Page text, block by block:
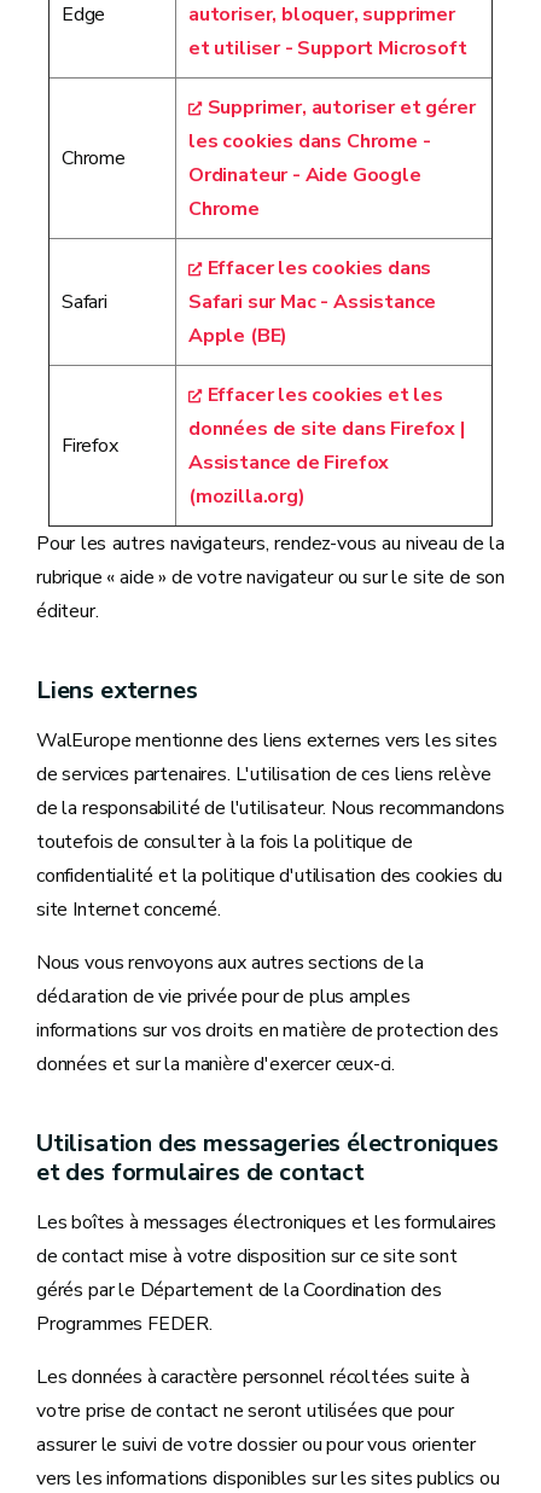
Edge
autoriser, bloquer, supprimer
et utiliser - Support Microsoft
Chrome
Supprimer, autoriser et gérer
les cookies dans Chrome -
Ordinateur - Aide Google
Chrome
Safari
Effacer les cookies dans
Safari sur Mac - Assistance
Apple (BE)
Firefox
Effacer les cookies et les
données de site dans Firefox |
Assistance de Firefox
(mozilla.org)
Pour les autres navigateurs, rendez-vous au niveau de la
rubrique « aide » de votre navigateur ou sur le site de son
éditeur.
Liens externes
WalEurope mentionne des liens externes vers les sites
de services partenaires. L'utilisation de ces liens relève
de la responsabilité de l'utilisateur. Nous recommandons
toutefois de consulter à la fois la politique de
confidentialité et la politique d'utilisation des cookies du
site Internet concerné.
Nous vous renvoyons aux autres sections de la
déclaration de vie privée pour de plus amples
informations sur vos droits en matière de protection des
données et sur la manière d'exercer ceux-ci.
Utilisation des messageries électroniques
et des formulaires de contact
Les boîtes à messages électroniques et les formulaires
de contact mise à votre disposition sur ce site sont
gérés par le Département de la Coordination des
Programmes FEDER.
Les données à caractère personnel récoltées suite à
votre prise de contact ne seront utilisées que pour
assurer le suivi de votre dossier ou pour vous orienter
vers les informations disponibles sur les sites publics ou